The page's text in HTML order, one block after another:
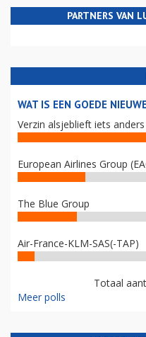
PARTNERS VAN
WAT IS EEN GOEDE
Verzin alsjeblieft iets anders
European Airlines Group
The Blue Group
Air-France-KLM-SAS(-TAP)
Totaal
Meer polls